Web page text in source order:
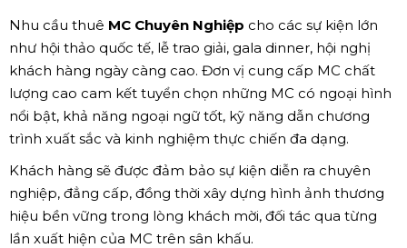
Nhu cầu thuê MC Chuyên Nghiệp cho các sự kiện lớn
như hội thảo quốc tế, lễ trao giải, gala dinner, hội nghị
khách hàng ngày càng cao. Đơn vị cung cấp MC chất
lượng cao cam kết tuyển chọn những MC có ngoại hình
nổi bật, khả năng ngoại ngữ tốt, kỹ năng dẫn chương
trình xuất sắc và kinh nghiệm thực chiến đa dạng.
Khách hàng sẽ được đảm bảo sự kiện diễn ra chuyên
nghiệp, đẳng cấp, đồng thời xây dựng hình ảnh thương
hiệu bền vững trong lòng khách mời, đối tác qua từng
lần xuất hiện của MC trên sân khấu.